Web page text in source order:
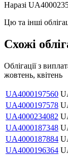
Наразі
Цю та інші
Схожі
Облігації з
жовтень, квітень
UA4000197560
UA4000197578
UA4000234082
UA4000187348
UA4000187884
UA4000196364